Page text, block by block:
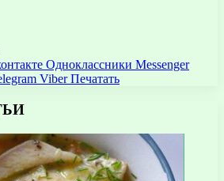
Одноклассники Messenger
Viber Печатать